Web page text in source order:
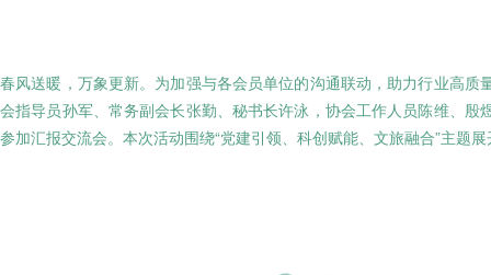
春风送暖，万象更新。为加强与各会员单位的沟通联动，助力行业高
会指导员孙军、常务副会长张勤、秘书长许泳，协会工作人员陈维、
参加汇报交流会。本次活动围绕“党建引领、科创赋能、文旅融合”主题